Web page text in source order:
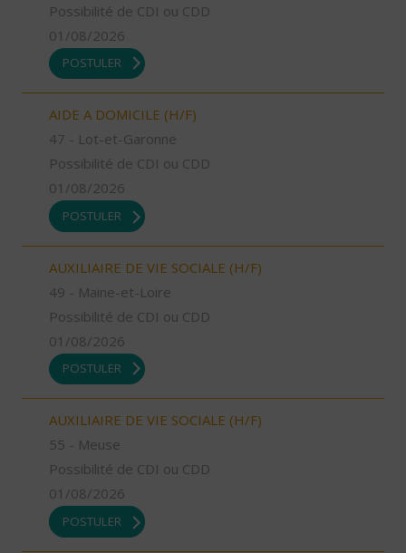
Possibilité de CDI ou CDD
01/08/2026
POSTULER
AIDE A DOMICILE (H/F)
47 - Lot-et-Garonne
Possibilité de CDI ou CDD
01/08/2026
POSTULER
AUXILIAIRE DE VIE SOCIALE (H/F)
49 - Maine-et-Loire
Possibilité de CDI ou CDD
01/08/2026
POSTULER
AUXILIAIRE DE VIE SOCIALE (H/F)
55 - Meuse
Possibilité de CDI ou CDD
01/08/2026
POSTULER